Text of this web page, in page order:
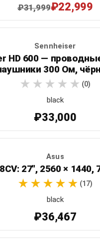
₽31,999₽22,999
Sennheiser
HD 600 —
300 Ом,
(0)
black
₽33,000
Asus
27", 2560 ×
(17)
black
₽36,467